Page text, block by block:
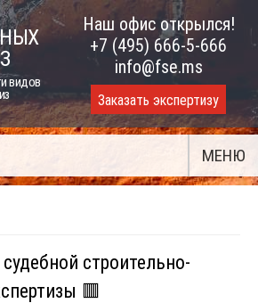
видов
Наш офис открылся!
+7 (495) 666-5-666
info@fse.ms
Заказать экспертизу
МЕНЮ
строительно-
🟥